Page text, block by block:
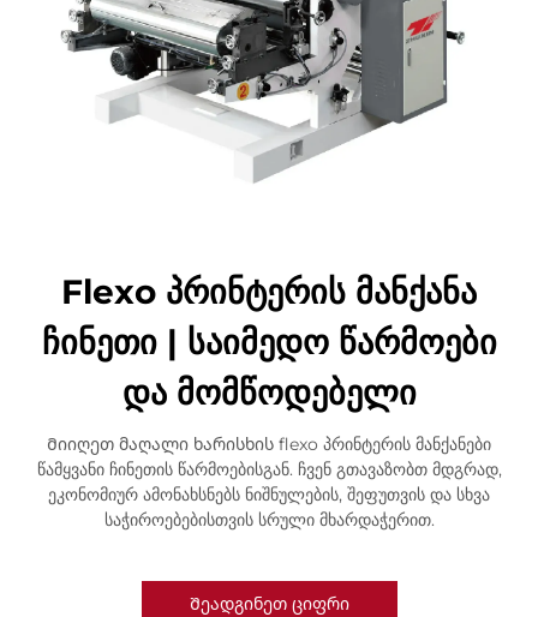
Flexo პრინტერის მანქანა
ჩინეთი | საიმედო წარმოები
და მომწოდებელი
Მიიღეთ მაღალი ხარისხის flexo პრინტერის მანქანები
წამყვანი ჩინეთის წარმოებისგან. ჩვენ გთავაზობთ მდგრად,
ეკონომიურ ამონახსნებს ნიშნულების, შეფუთვის და სხვა
საჭიროებებისთვის სრული მხარდაჭერით.
Შეადგინეთ ციფრი